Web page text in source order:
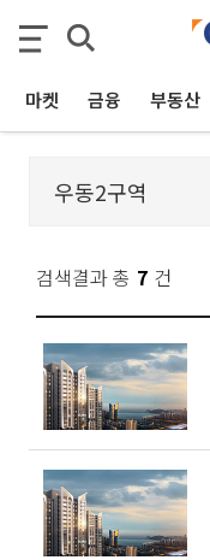
마켓 금융 부동산
검색결과 총 7 건